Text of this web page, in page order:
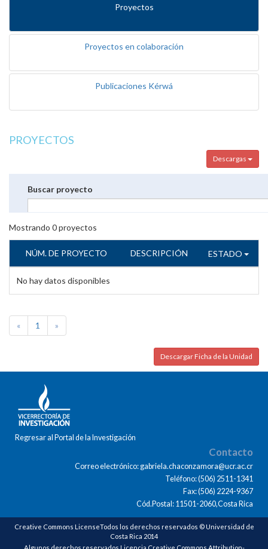
Proyectos
Proyectos en colaboración
Publicaciones Kérwá
PROYECTOS
Descargas
Buscar proyecto
Mostrando 0proyectos
NÚM. DE PROYECTO DESCRIPCIÓN ESTADO
No hay datos disponibles
« 1 »
Descargar Ficha de la Unidad
Regresar al Portal de la Investigación
Contacto
Correo electrónico: gabriela.chaconzamora@ucr.ac.cr
Teléfono: (506) 2511-1341
Fax: (506) 2224-9367
Cód.Postal: 11501-2060,Costa Rica
Creative Commons LicenseTodos los derechos reservados © Universidad de
Costa Rica 2014